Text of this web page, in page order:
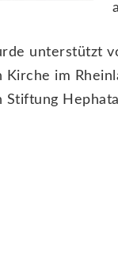
unterstützt
Kirche im
Stiftung